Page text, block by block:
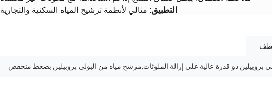
​التطبيق​​: مثالي لأنظمة ترشيح المياه السكنية والتجارية
بروبيلين ذو قدرة عالية على إزالة الملوثات,مرشح مياه من البولي بروبيلين بضغط منخفض